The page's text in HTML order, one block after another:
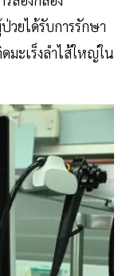
วยได้รับการรักษา
มะเร็งลำไส้ใหญ่ใน